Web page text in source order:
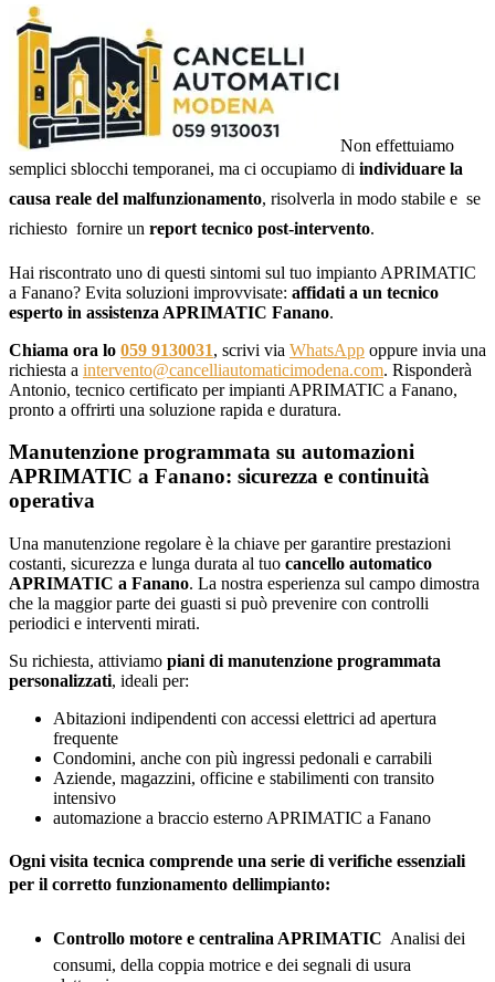
Non effettuiamo
semplici sblocchi temporanei, ma ci occupiamo di individuare la
causa reale del malfunzionamento, risolverla in modo stabile e  se
richiesto  fornire un report tecnico post-intervento.
Hai riscontrato uno di questi sintomi sul tuo impianto APRIMATIC
a Fanano? Evita soluzioni improvvisate: affidati a un tecnico
esperto in assistenza APRIMATIC Fanano.
Chiama ora lo 059 9130031, scrivi via WhatsApp oppure invia una
richiesta a intervento@cancelliautomaticimodena.com. Risponderà
Antonio, tecnico certificato per impianti APRIMATIC a Fanano,
pronto a offrirti una soluzione rapida e duratura.
Manutenzione programmata su automazioni
APRIMATIC a Fanano: sicurezza e continuità
operativa
Una manutenzione regolare è la chiave per garantire prestazioni
costanti, sicurezza e lunga durata al tuo cancello automatico
APRIMATIC a Fanano. La nostra esperienza sul campo dimostra
che la maggior parte dei guasti si può prevenire con controlli
periodici e interventi mirati.
Su richiesta, attiviamo piani di manutenzione programmata
personalizzati, ideali per:
Abitazioni indipendenti con accessi elettrici ad apertura
frequente
Condomini, anche con più ingressi pedonali e carrabili
Aziende, magazzini, officine e stabilimenti con transito
intensivo
automazione a braccio esterno APRIMATIC a Fanano
Ogni visita tecnica comprende una serie di verifiche essenziali
per il corretto funzionamento dellimpianto:
Controllo motore e centralina APRIMATIC  Analisi dei
consumi, della coppia motrice e dei segnali di usura